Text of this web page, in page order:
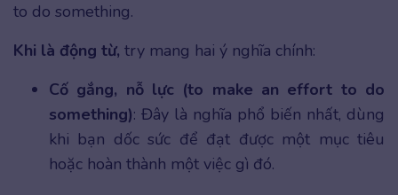
to do something.
Khi là động từ, try mang hai ý nghĩa chính:
Cố gắng, nỗ lực (to make an effort to do
something): Đây là nghĩa phổ biến nhất, dùng
khi bạn dốc sức để đạt được một mục tiêu
hoặc hoàn thành một việc gì đó.